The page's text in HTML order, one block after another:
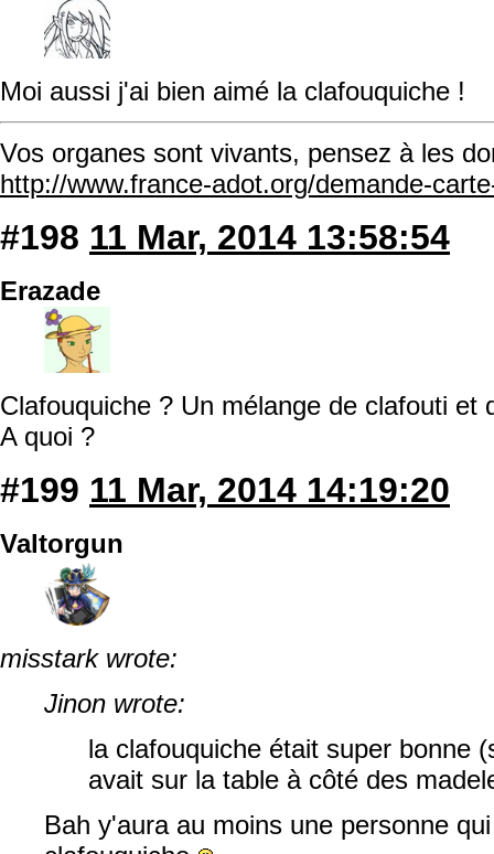
Moi aussi j'ai bien aimé la clafouquiche !
Vos organes sont vivants, pensez à les
http://www.france-adot.org/demande-
#198 11 Mar, 2014 13:58:54
Erazade
Clafouquiche ? Un mélange de clafouti et
A quoi ?
#199 11 Mar, 2014 14:19:20
Valtorgun
misstark wrote:
Jinon wrote:
la clafouquiche était super bonne
avait sur la table à côté des
Bah y'aura au moins une personne